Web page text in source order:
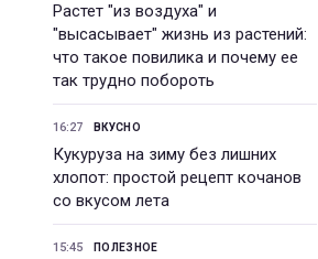
Растет "из воздуха" и
"высасывает" жизнь из растений:
что такое повилика и почему ее
так трудно побороть
16:27 ВКУСНО
Кукуруза на зиму без лишних
хлопот: простой рецепт кочанов
со вкусом лета
15:45 ПОЛЕЗНОЕ